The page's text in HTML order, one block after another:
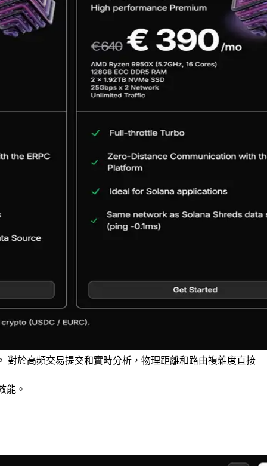
對於高頻交易提交和實時分析，物理距離和路由複雜度直接
能。